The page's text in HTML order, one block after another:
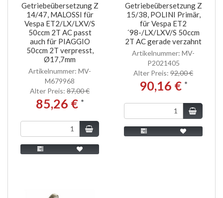
Getriebeübersetzung Z
14/47, MALOSSI für
Vespa ET2/LX/LXV/S
50ccm 2T AC passt
auch für PIAGGIO
50ccm 2T verpresst,
Ø17,7mm
Artikelnummer: MV-
M679968
Alter Preis: 87,00 €
85,26 € *
Getriebeübersetzung Z
15/38, POLINI Primär,
für Vespa ET2
´98-/LX/LXV/S 50ccm
2T AC gerade verzahnt
Artikelnummer: MV-
P2021405
Alter Preis: 92,00 €
90,16 € *